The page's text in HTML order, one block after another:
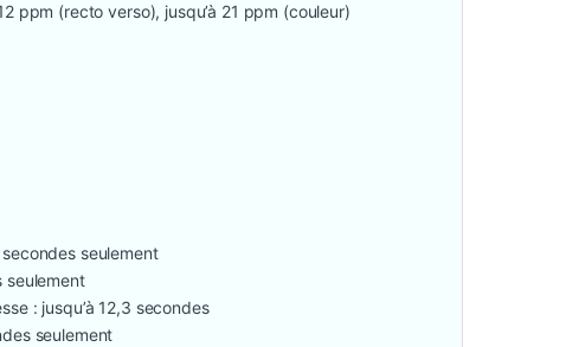
ppm (recto verso), jusqu’à 21 ppm (couleur)
seulement
seulement
: jusqu’à 12,3 secondes
seulement